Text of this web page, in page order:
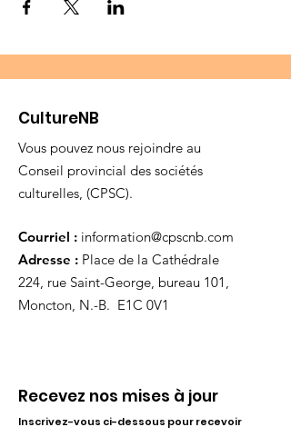
CultureNB
Vous pouvez nous rejoindre au
Conseil provincial des sociétés
culturelles, (CPSC).
Courriel : information@cpscnb.com
Adresse : Place de la Cathédrale
224, rue Saint-George, bureau 101,
Moncton, N.-B. E1C 0V1
Recevez nos mises à jour
Inscrivez-vous ci-dessous pour recevoir